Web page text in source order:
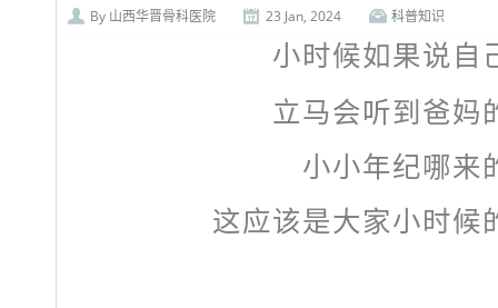
By 山西华晋骨科医院 23 Jan, 2024 科普知识
小时候如果说自
立马会听到爸妈
小小年纪哪来
这应该是大家小时候